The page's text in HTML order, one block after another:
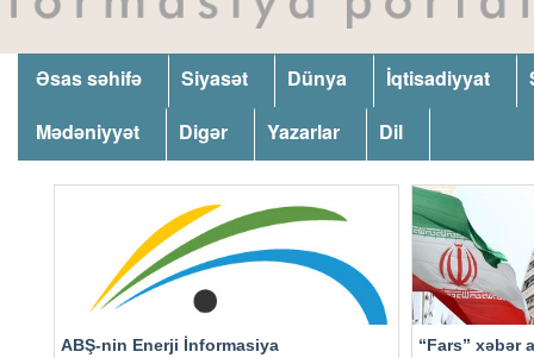
Əsas səhifə Siyasət Dünya İqtisadiyyat
Mədəniyyət
Digər Yazarlar Dil
ABŞ-nin Enerji İnformasiya
“Fars” xəbər